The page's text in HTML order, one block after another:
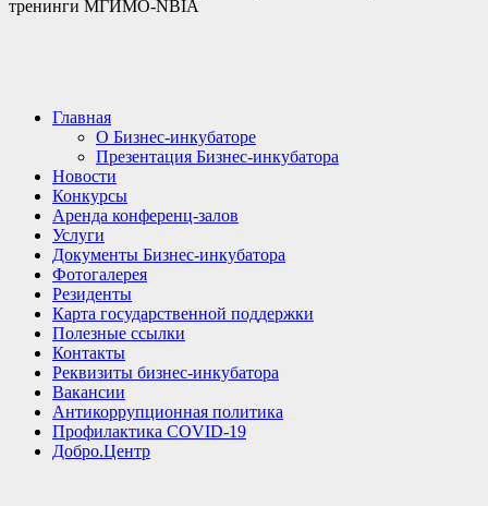
тренинги МГИМО-NBIA
Главная
О Бизнес-инкубаторе
Презентация Бизнес-инкубатора
Новости
Конкурсы
Аренда конференц-залов
Услуги
Документы Бизнес-инкубатора
Фотогалерея
Резиденты
Карта государственной поддержки
Полезные ссылки
Контакты
Реквизиты бизнес-инкубатора
Вакансии
Антикоррупционная политика
Профилактика COVID-19
Добро.Центр